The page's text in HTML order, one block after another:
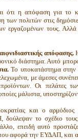
ότι η απόφαση για το
πολιτών στις
εργαζομένων τους.
απόφασης.
διάστημα. Αυτό
Το υποκατάστημα
με άμεσες
Οι πελάτες
μάλιστα,
και ο
το σχέδιο
επειδή αυτό
αφορά την ΕΥΔΑΠ, και